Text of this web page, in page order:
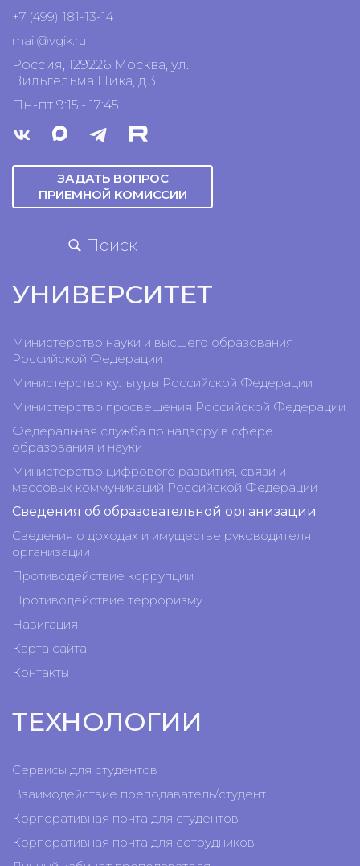
+7 (499) 181-13-14
mail@vgik.ru
Россия, 129226 Москва, ул.
Вильгельма Пика, д.3
Пн-пт 9:15 - 17:45
ЗАДАТЬ ВОПРОС
ПРИЕМНОЙ КОМИССИИ
Поиск
УНИВЕРСИТЕТ
Министерство науки и высшего образования
Российской Федерации
Министерство культуры Российской Федерации
Министерство просвещения Российской Федерации
Федеральная служба по надзору в сфере
образования и науки
Министерство цифрового развития, связи и
массовых коммуникаций Российской Федерации
Сведения об образовательной организации
Сведения о доходах и имуществе руководителя
организации
Противодействие коррупции
Противодействие терроризму
Навигация
Карта сайта
Контакты
ТЕХНОЛОГИИ
Сервисы для студентов
Взаимодействие преподаватель/студент
Корпоративная почта для студентов
Корпоративная почта для сотрудников